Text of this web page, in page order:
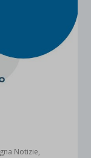
Notizie,